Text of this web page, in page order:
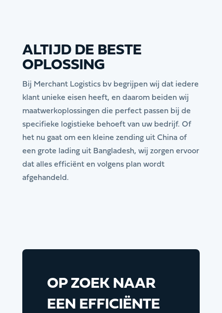
ALTIJD DE BESTE
OPLOSSING
Bij Merchant Logistics bv begrijpen wij dat iedere
klant unieke eisen heeft, en daarom beiden wij
maatwerkoplossingen die perfect passen bij de
specifieke logistieke behoeft van uw bedrijf. Of
het nu gaat om een kleine zending uit China of
een grote lading uit Bangladesh, wij zorgen ervoor
dat alles efficiënt en volgens plan wordt
afgehandeld.
OP ZOEK NAAR
EEN EFFICIËNTE